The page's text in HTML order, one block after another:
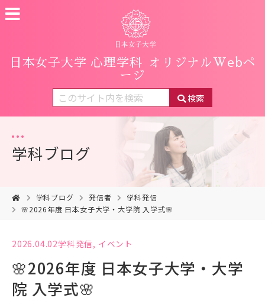
日本女子大学 心理学科
オリジナルWebペ
ージ
検索
学科ブログ
学科ブログ 発信者
学科発信
🌸2026年度 日本女子大学・大学院 入学式🌸
2026.04.02学科発信, イベント
🌸2026年度 日本女子大学・大学
院 入学式🌸